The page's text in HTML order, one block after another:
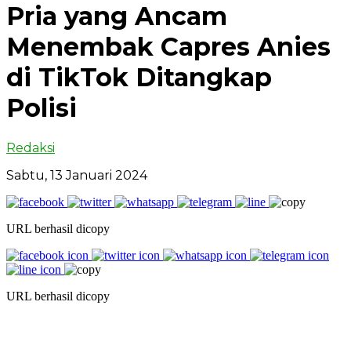
Pria yang Ancam
Menembak Capres Anies
di TikTok Ditangkap
Polisi
Redaksi
Sabtu, 13 Januari 2024
URL berhasil dicopy
URL berhasil dicopy